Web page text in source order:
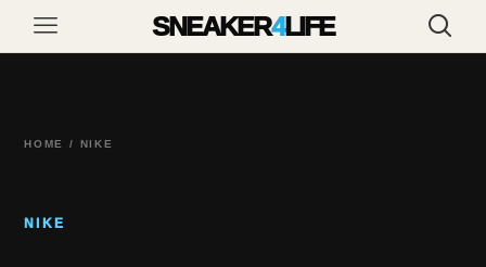
SNEAKER4LIFE
HOME / NIKE
NIKE